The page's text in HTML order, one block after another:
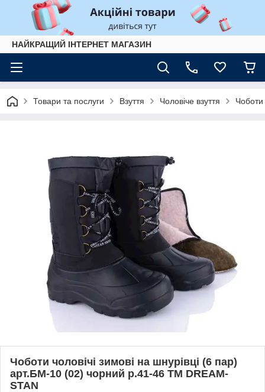
НАЙКРАЩИЙ ІНТЕРНЕТ МАГАЗИН
Товари та послуги Взуття Чоловіче взуття Чоботи
Чоботи чоловічі зимові на шнурівці (6 пар)
арт.БМ-10 (02) чорний р.41-46 ТМ DREAM-
STAN